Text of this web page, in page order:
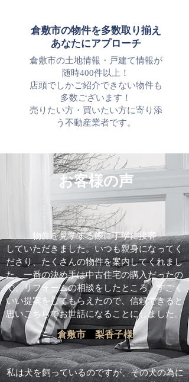
倉敷市の物件を多数取り揃え
​あなたにアプローチ
倉敷市の土地情報・戸建て情報が
随時400件以上！
店頭でしかご紹介できない物件も
多数ございます！
​売りたい方・買いたい方に寄り添
う不動産業者です。
お客様の声
物件を見学する際に丁寧に接客
していただきました。いつも親身になってく
ださり、たくさんの物件を案内してくれまし
た。一番の決め手は中古住宅の購入だったの
で、リフォームの相談をしたところ、すごく
いい提案をしてもらえたので、信頼できると
思いこちらでお世話になることにしました。
倉敷市 梨香子様
​私は犬を飼っているのですが、その犬の為に